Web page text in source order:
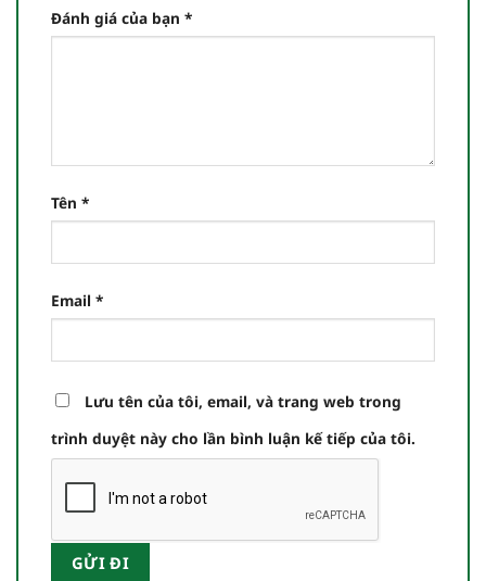
Đánh giá của bạn *
Tên *
Email *
Lưu tên của tôi, email, và trang web trong
trình duyệt này cho lần bình luận kế tiếp của tôi.